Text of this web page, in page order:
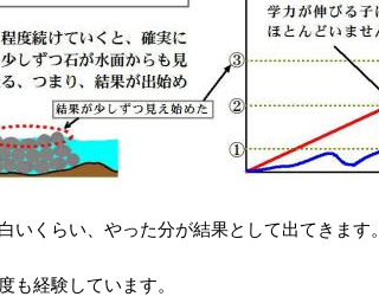
いくらい、やった分が結果として出てきます。
も経験しています。